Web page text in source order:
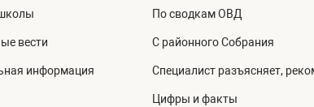
вести
информация
По сводкам ОВД
С районного Собрания
Специалист разъясняет,
Цифры и факты